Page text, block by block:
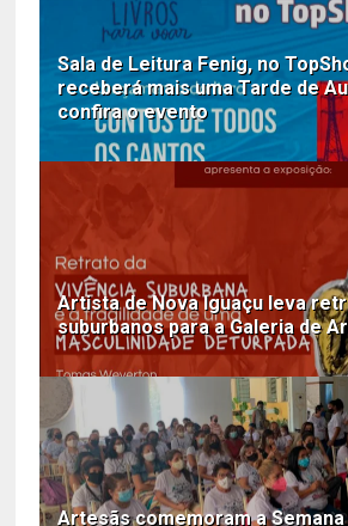
Sala de Leitura Fenig, no
receberá mais uma Tarde de
confira o evento
Artista de Nova Iguaçu leva
suburbanos para a Galeria de
Artesãs comemoram a